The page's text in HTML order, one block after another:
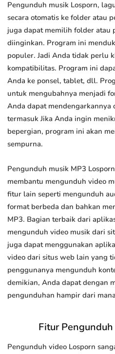
Pengunduh musik Losporn,
secara otomatis ke folder atau
juga dapat memilih folder atau
diinginkan. Program ini
populer. Jadi Anda tidak perlu
kompatibilitas. Program ini
Anda ke ponsel, tablet, dll.
untuk mengubahnya menjadi
Anda dapat mendengarkannya
termasuk Jika Anda ingin
bepergian, program ini akan
sempurna.
Pengunduh musik MP3
membantu mengunduh video
fitur lain seperti mengunduh
format berbeda dan bahkan
MP3. Bagian terbaik dari
mengunduh video musik dari
juga dapat menggunakan
video dari situs web lain yang
penggunanya mengunduh
demikian, Anda dapat dengan
pengunduhan hampir dari
Fitur
Pengunduh video Losporn